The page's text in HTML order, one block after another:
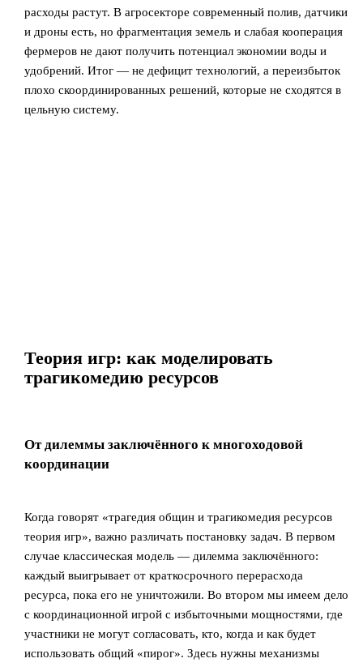
расходы растут. В агросекторе современный полив, датчики
и дроны есть, но фрагментация земель и слабая кооперация
фермеров не дают получить потенциал экономии воды и
удобрений. Итог — не дефицит технологий, а переизбыток
плохо скоординированных решений, которые не сходятся в
цельную систему.
Теория игр: как моделировать
трагикомедию ресурсов
От дилеммы заключённого к многоходовой
координации
Когда говорят «трагедия общин и трагикомедия ресурсов
теория игр», важно различать постановку задач. В первом
случае классическая модель — дилемма заключённого:
каждый выигрывает от краткосрочного перерасхода
ресурса, пока его не уничтожили. Во втором мы имеем дело
с координационной игрой с избыточными мощностями, где
участники не могут согласовать, кто, когда и как будет
использовать общий «пирог». Здесь нужны механизмы